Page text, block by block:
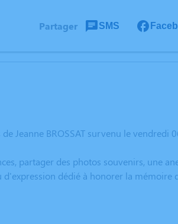
Partager SMS
Jeanne BROSSAT survenu le vendredi
partager des photos souvenirs, une
dédié à honorer la mémoire